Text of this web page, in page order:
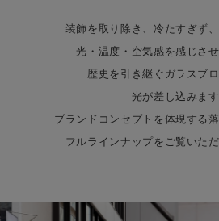
装飾を取り除き、冷たすぎず
光・温度・空気感を感じさせ
歴史を引き継ぐガラスブ
光が差し込みます
ブランドコンセプトを体現する
フルラインナップをご覧いた